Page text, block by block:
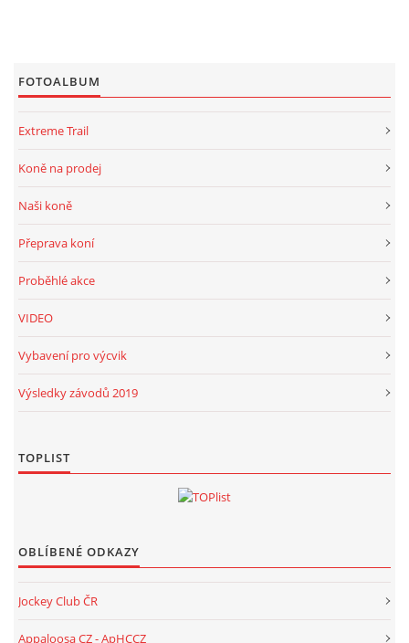
FOTOALBUM
Extreme Trail
Koně na prodej
Naši koně
Přeprava koní
Proběhlé akce
VIDEO
Vybavení pro výcvik
Výsledky závodů 2019
TOPLIST
OBLÍBENÉ ODKAZY
Jockey Club ČR
Appaloosa CZ - ApHCCZ